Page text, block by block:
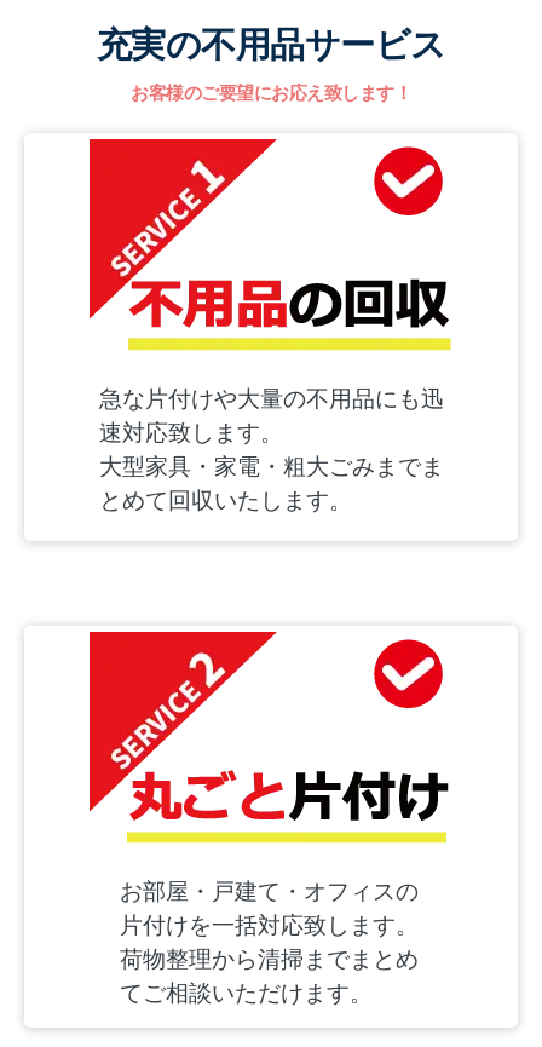
充実の不用品サービス
お客様のご要望にお応え致します！
急な片付けや大量の不用品にも迅
速対応致します。
大型家具・家電・粗大ごみまでま
とめて回収いたします。
お部屋・戸建て・オフィスの
片付けを一括対応致します。
荷物整理から清掃までまとめ
てご相談いただけます。